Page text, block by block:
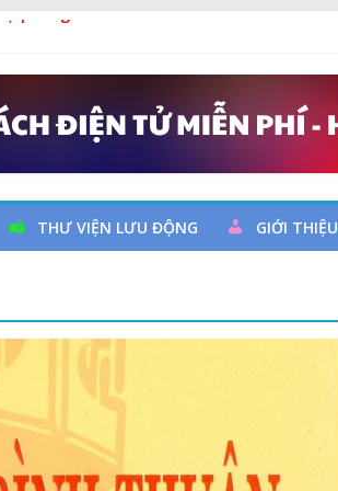
phòng
giao lưu và trao tặng sách cho thiếu nhi
đoàn Việt Nam (28/7/1929 – 28/7/2026)
THƯ VIỆN LƯU ĐỘNG GIỚI THIỆU